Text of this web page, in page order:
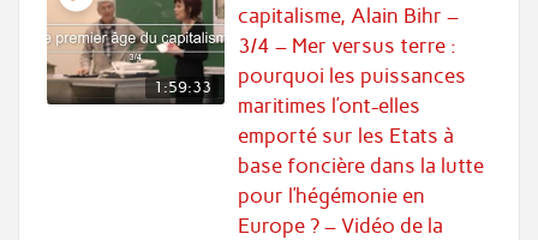
1:59:33
capitalisme, Alain Bihr –
3/4 – Mer versus terre :
pourquoi les puissances
maritimes l’ont-elles
emporté sur les Etats à
base foncière dans la lutte
pour l’hégémonie en
Europe ? – Vidéo de la